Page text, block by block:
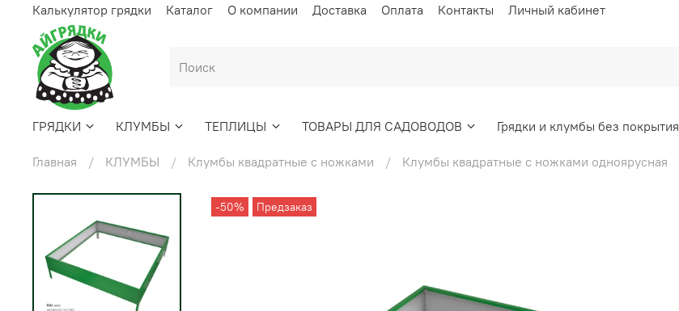
Калькулятор грядки Каталог О компании Доставка Оплата Контакты Личный кабинет
ГРЯДКИ КЛУМБЫ ТЕПЛИЦЫ ТОВАРЫ ДЛЯ САДОВОДОВ Грядки и клумбы без покрытия
Главная КЛУМБЫ Клумбы квадратные с ножками Клумбы квадратные с ножками одноярусная
-50% Предзаказ